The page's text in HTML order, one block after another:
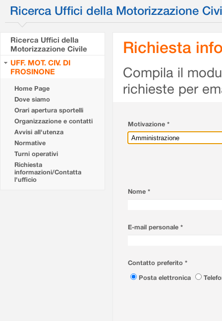
Ricerca Uffici della Motorizzazione
Ricerca Uffici della
Motorizzazione Civile
UFF. MOT. CIV. DI
FROSINONE
Home Page
Dove siamo
Orari apertura sportelli
Organizzazione e contatti
Avvisi all'utenza
Normative
Turni operativi
Richiesta
informazioni/Contatta
l'ufficio
Richiesta
Compila il
richieste per
Motivazione *
Nome *
E-mail personale *
Contatto preferito *
Posta elettronica